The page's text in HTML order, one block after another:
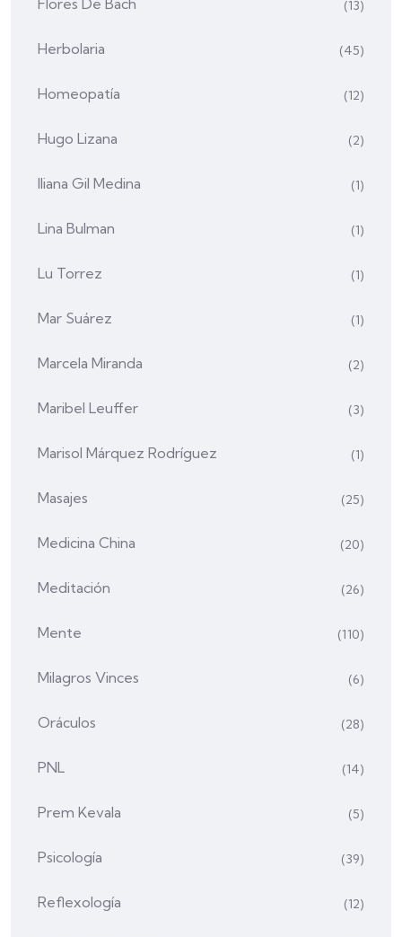
Flores De Bach (13)
Herbolaria (45)
Homeopatía (12)
Hugo Lizana (2)
Iliana Gil Medina (1)
Lina Bulman (1)
Lu Torrez (1)
Mar Suárez (1)
Marcela Miranda (2)
Maribel Leuffer (3)
Marisol Márquez Rodríguez (1)
Masajes (25)
Medicina China (20)
Meditación (26)
Mente (110)
Milagros Vinces (6)
Oráculos (28)
PNL (14)
Prem Kevala (5)
Psicología (39)
Reflexología (12)